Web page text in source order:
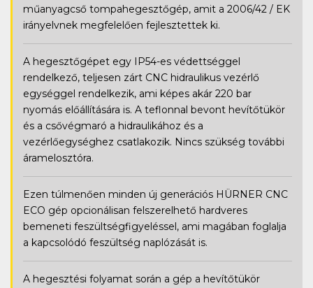
műanyagcső tompahegesztőgép, amit a 2006/42 / EK
irányelvnek megfelelően fejlesztettek ki.
A hegesztőgépet egy IP54-es védettséggel
rendelkező, teljesen zárt CNC hidraulikus vezérlő
egységgel rendelkezik, ami képes akár 220 bar
nyomás előállítására is. A teflonnal bevont hevítőtükör
és a csővégmaró a hidraulikához és a
vezérlőegységhez csatlakozik. Nincs szükség további
áramelosztóra.
Ezen túlmenően minden új generációs HÜRNER CNC
ECO gép opcionálisan felszerelhető hardveres
bemeneti feszültségfigyeléssel, ami magában foglalja
a kapcsolódó feszültség naplózását is.
A hegesztési folyamat során a gép a hevítőtükör